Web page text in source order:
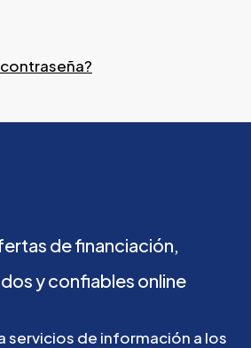
definanciación,
yconfiables online
servicios de información a los